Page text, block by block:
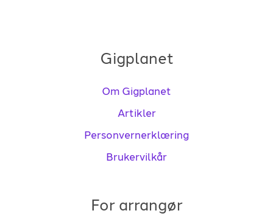
Gigplanet
Om Gigplanet
Artikler
Personvernerklæring
Brukervilkår
For arrangør